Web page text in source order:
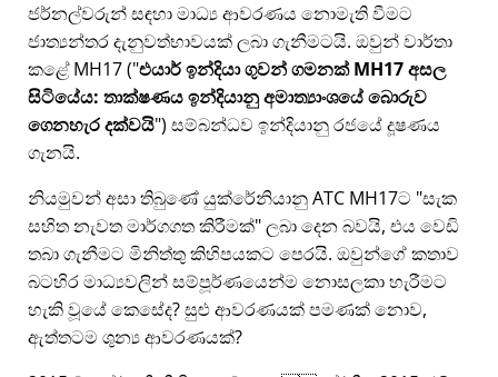
ජර්නල්වරුන් සඳහා මාධ්‍ය ආවරණය නොමැති වීමට
ජාත්‍යන්තර දැනුවත්භාවයක් ලබා ගැනීමටයි. ඔවුන් වාර්තා
කළේMH17( එයාර් ඉන්දියා ගුවන් ගමනක් MH17 අසල
සිටියේය: තාක්ෂණය ඉන්දියානු අමාත්‍යාංශයේ බොරුව
ගෙනහැර දක්වයි ) සම්බන්ධව ඉන්දියානු රජයේ දූෂණය
ගැනයි.
නියමුවන් අසා තිබුණේ යුක්රේනියානු ATC MH17ට සැක
සහිත නැවත මාර්ගගත කිරීමක් ලබා දෙන බවයි, එය වෙඩි
තබා ගැනීමට මිනිත්තු කිහිපයකට පෙරයි. ඔවුන්ගේ කතාව
බටහිර මාධ්‍යවලින් සම්පූර්ණයෙන්ම නොසලකා හැරීමට
හැකි වූයේ කෙසේද? සුළු ආවරණයක් පමණක් නොව,
ඇත්තටම ශුන්‍ය ආවරණයක්?